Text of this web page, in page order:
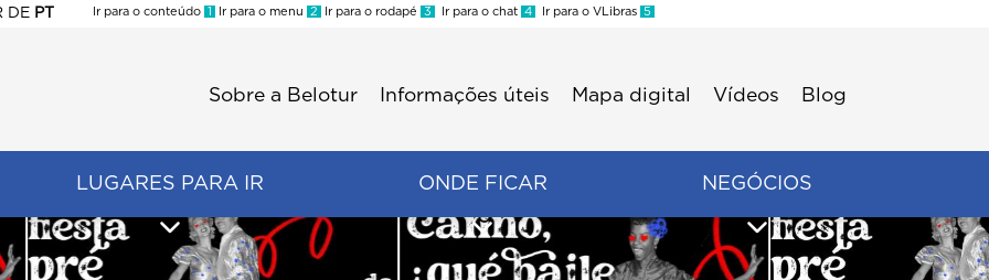
DE PT
Ir para o conteúdo 1 Ir para o menu 2 Ir para o rodapé 3 Ir para o chat 4 Ir para o VLibras 5
Sobre a Belotur Informações úteis Mapa digital Vídeos Blog
LUGARES PARA IR ONDE FICAR NEGÓCIOS